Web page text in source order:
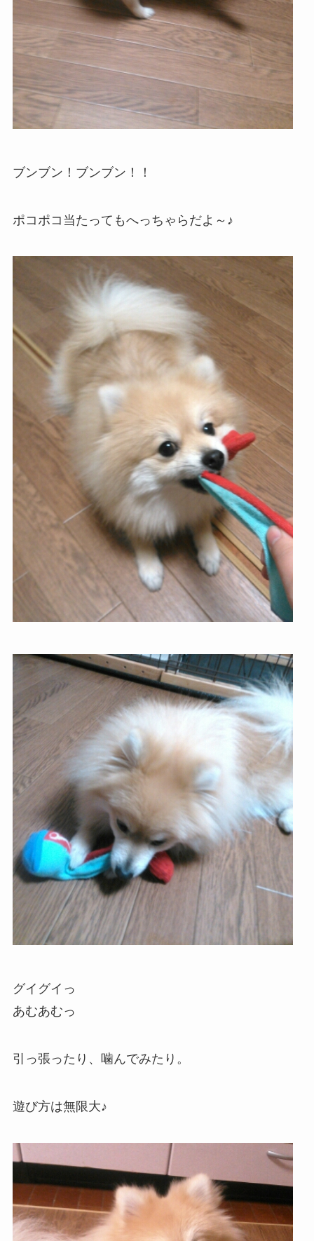
ブンブン！ブンブン！！
ポコポコ当たってもへっちゃらだよ～♪
グイグイっ
あむあむっ
引っ張ったり、噛んでみたり。
遊び方は無限大♪